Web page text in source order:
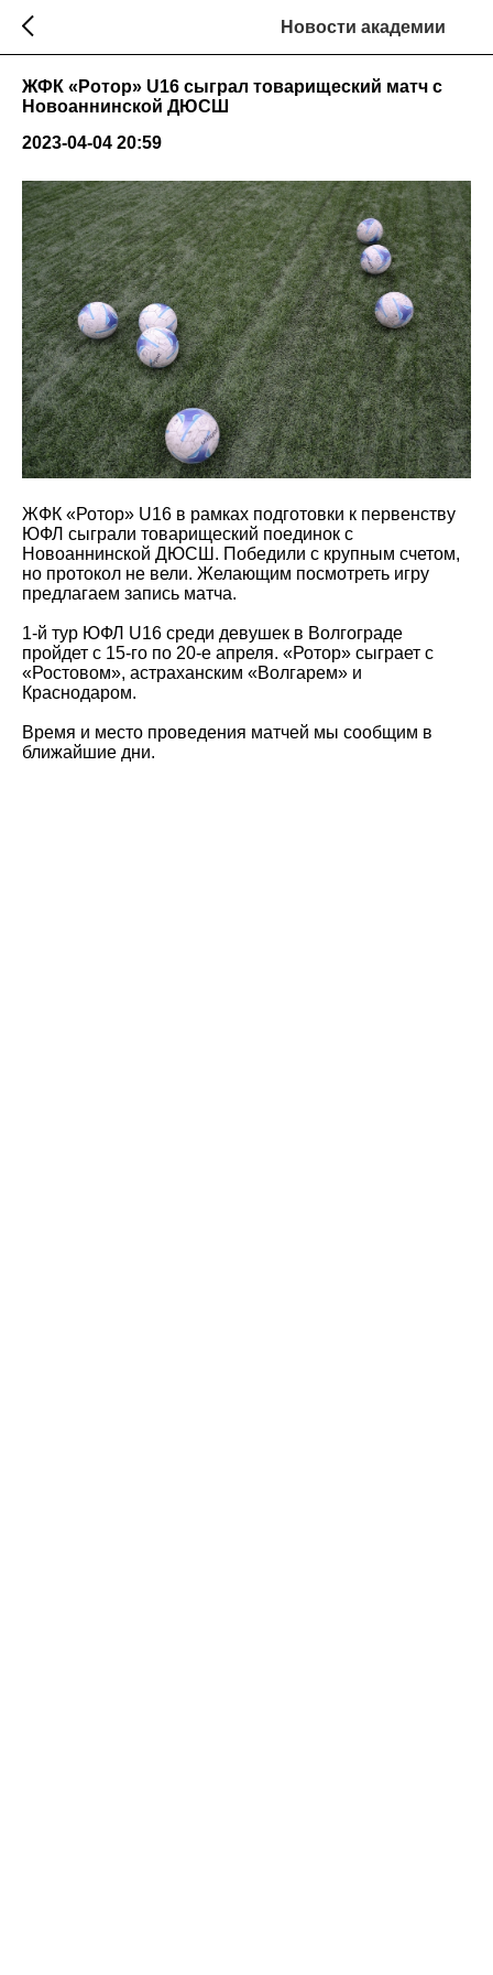
Новости академии
ЖФК «Ротор» U16 сыграл товарищеский матч с
Новоаннинской ДЮСШ
2023-04-04 20:59
ЖФК «Ротор» U16 в рамках подготовки к первенству
ЮФЛ сыграли товарищеский поединок с
Новоаннинской ДЮСШ. Победили с крупным счетом,
но протокол не вели. Желающим посмотреть игру
предлагаем запись матча.
1-й тур ЮФЛ U16 среди девушек в Волгограде
пройдет с 15-го по 20-е апреля. «Ротор» сыграет с
«Ростовом», астраханским «Волгарем» и
Краснодаром.
Время и место проведения матчей мы сообщим в
ближайшие дни.